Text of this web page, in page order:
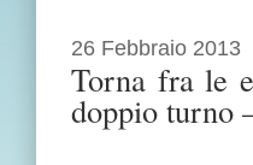
26 Febbraio 2013
Torna fra le
doppio turno